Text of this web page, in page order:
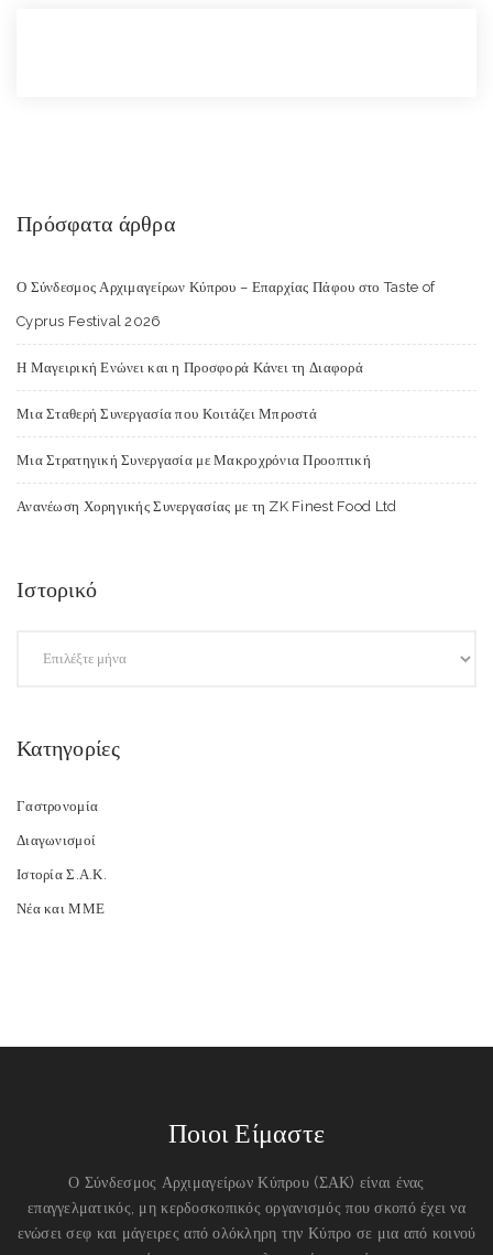
Πρόσφατα άρθρα
Ο Σύνδεσμος Αρχιμαγείρων Κύπρου – Επαρχίας Πάφου στο Taste of
Cyprus Festival 2026
Η Μαγειρική Ενώνει και η Προσφορά Κάνει τη Διαφορά
Μια Σταθερή Συνεργασία που Κοιτάζει Μπροστά
Μια Στρατηγική Συνεργασία με Μακροχρόνια Προοπτική
Ανανέωση Χορηγικής Συνεργασίας με τη ZK Finest Food Ltd
Ιστορικό
Κατηγορίες
Γαστρονομία
Διαγωνισμοί
Ιστορία Σ.Α.Κ.
Νέα και ΜΜΕ
Ποιοι Είμαστε
Ο Σύνδεσμος Αρχιμαγείρων Κύπρου (ΣΑΚ) είναι ένας
επαγγελματικός, μη κερδοσκοπικός οργανισμός που σκοπό έχει να
ενώσει σεφ και μάγειρες από ολόκληρη την Κύπρο σε μια από κοινού